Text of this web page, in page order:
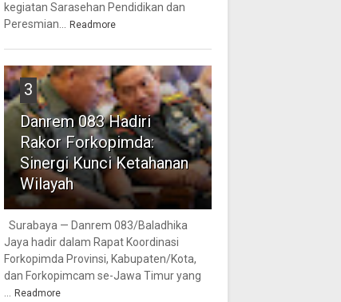
kegiatan Sarasehan Pendidikan dan
Peresmian... Readmore
3
Danrem 083 Hadiri
Rakor Forkopimda:
Sinergi Kunci Ketahanan
Wilayah
Surabaya — Danrem 083/Baladhika
Jaya hadir dalam Rapat Koordinasi
Forkopimda Provinsi, Kabupaten/Kota,
dan Forkopimcam se-Jawa Timur yang
... Readmore